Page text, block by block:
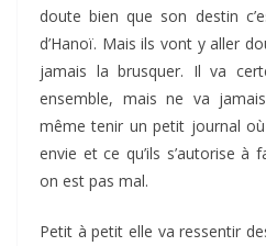
doute bien que son destin
d’Hanoï. Mais ils vont y aller
jamais la brusquer. Il va
ensemble, mais ne va
même tenir un petit journal
envie et ce qu’ils s’autorise à
on est pas mal.
Petit à petit elle va ressentir